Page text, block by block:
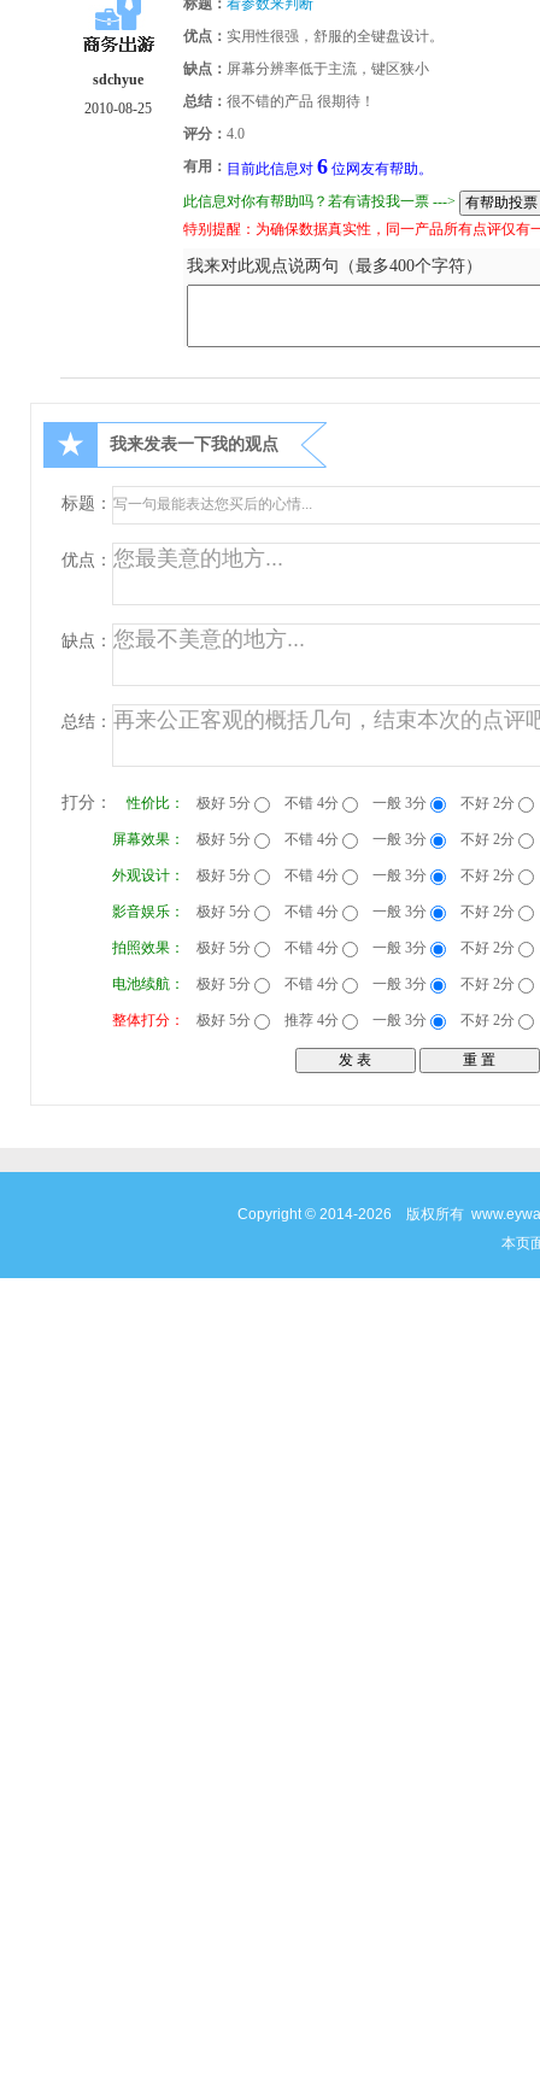
sdchyue
2010-08-25
标题： 看参数来判断
优点： 实用性很强，舒服的全键盘设计。
缺点： 屏幕分辨率低于主流，键区狭小
总结： 很不错的产品 很期待！
评分： 4.0
有用： 目前此信息对 6 位网友有帮助。
此信息对你有帮助吗？若有请投我一票 --->
特别提醒：为确保数据真实性，同一产品所有点评仅有
我来对此观点说两句（最多400个字符）
★ 我来发表一下我的观点
标题：
优点：
缺点：
总结：
打分： 性价比： 极好 5分 不错 4分 一般 3分 不好 2分
屏幕效果： 极好 5分 不错 4分 一般 3分 不好 2分
外观设计： 极好 5分 不错 4分 一般 3分 不好 2分
影音娱乐： 极好 5分 不错 4分 一般 3分 不好 2分
拍照效果： 极好 5分 不错 4分 一般 3分 不好 2分
电池续航： 极好 5分 不错 4分 一般 3分 不好 2分
整体打分： 极好 5分 推荐 4分 一般 3分 不好 2分
Copyright © 2014-2026 版权所有
本页